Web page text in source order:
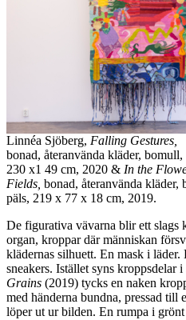
Linnéa Sjöberg, Falling Gestures,
bonad, återanvända kläder,
230 x1 49 cm, 2020 & In the
Fields, bonad, återanvända
päls, 219 x 77 x 18 cm, 2019.
De figurativa vävarna blir ett slags
organ, kroppar där människan
klädernas silhuett. En mask i
sneakers. Istället syns kroppsdelar
Grains (2019) tycks en naken
med händerna bundna, pressad till
löper ut ur bilden. En rumpa i